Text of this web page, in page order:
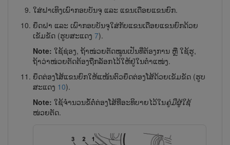
ໃສ່ຝາເທິງເພົາກອບບັນຈຸ ແລະ ແຂນເດືອຍແຂນຍົກ.
ຍຶດຝາ ແລະ ເພົາກອບບັນຈຸໃສ່ກັບແຂນເດືອຍແຂນຍົກດ້ວຍ
ເຂັມຂັດ (ຮູບສະແດງ 7).
Note: ໃຊ້ຊ່ອງ, ຖ້າໜ່ວຍຕັດໝູນ​ເປັນ​ທີ່ຕ້ອງການ ຫຼື ໃຊ້ຮູ,
ຖ້າວ່າໜ່ວຍຕັດຕ້ອງຖືກລັອກໄວ້ໃຫ້ຢູ່ໃນຕຳແໜ່ງ.
ຍຶດຕ່ອງໂສ້ແຂນຍົກໃຫ້ແໜ້ນຕົວຍຶດຕ່ອງໂສ້ດ້ວຍເຂັມຂັດ (ຮູບ
ສະແດງ 10).
Note: ໃຊ້ຈຳນວນຂໍ້ຕໍ່ຕ່ອງໂສ້ທີ່ອະທິບາຍໄວ້ໃນຄູ່ມືຜູ້​ໃຊ້
ໜ່ວຍຕັດ.